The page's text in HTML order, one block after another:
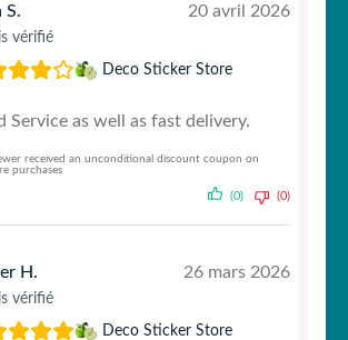
S.
vérifié
20 avril 2026
Deco Sticker Store
Service as well as fast delivery.
received an unconditional discount coupon on
purchases
(0) (0)
H.
vérifié
26 mars 2026
Deco Sticker Store